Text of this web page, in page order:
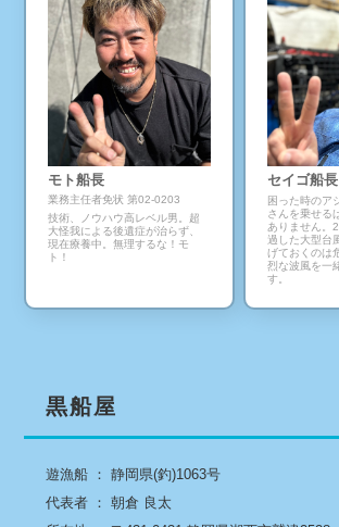
モト船長
業務主任者免状 第02-0203
技術、ノウハウ高レベル男。超
大怪我による後遺症が治らず、
現在療養中。無理するな！モ
ト！
セイゴ船長
困った時のア
さんを乗せる
ありません。
過した大型台
げておくのは
烈な波風を一
す。
黒船屋
遊漁船 ： 静岡県(釣)1063号
代表者 ： 朝倉 良太